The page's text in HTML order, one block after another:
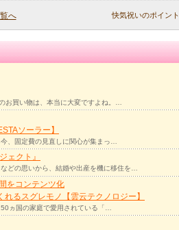
へ 快気祝いのポイント
お買い物は、本当に大変ですよね。…
ソーラー】
、固定費の見直しに関心が集まっ…
ェクト』
どの思いから、結婚や出産を機に移住を…
をコンテンツ化
るスグレモノ【雲云テクノロジー】
ヵ国の家庭で愛用されている「…